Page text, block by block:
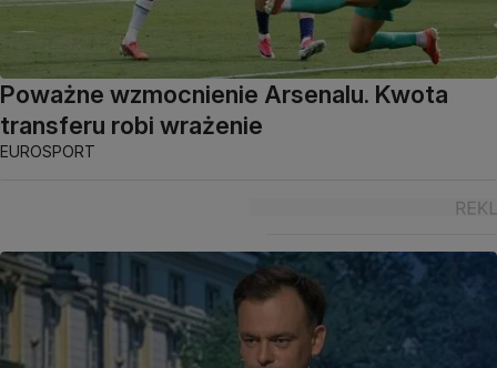
Poważne wzmocnienie Arsenalu. Kwota
transferu robi wrażenie
EUROSPORT